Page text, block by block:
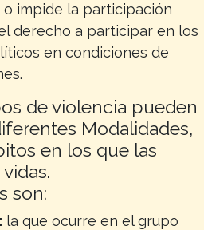
o impide la participación
derecho a participar en los
en condiciones de
de violencia pueden
Modalidades,
en los que las
son:
la que ocurre en el grupo